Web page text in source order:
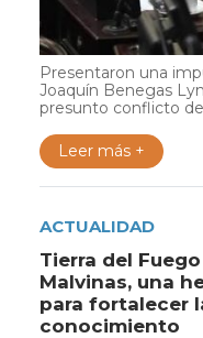
Presentaron una
Joaquín Benegas
presunto conflicto
Leer más +
ACTUALIDAD
Tierra del
Malvinas, una
para fortalecer
conocimiento